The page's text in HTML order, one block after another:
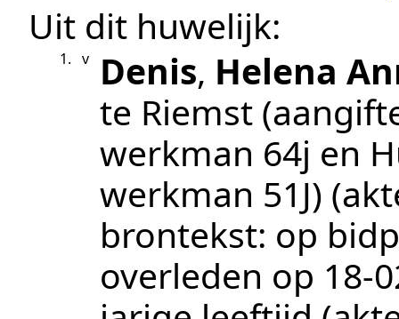
Uit dit huwelijk:
1. v Denis, Helena
te Riemst
werkman 64j en
werkman 51J)
brontekst: op
overleden op